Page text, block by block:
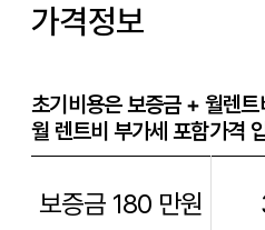
가격정보
초기비용은 보증금 + 월렌
월 렌트비 부가세 포함가격
보증금 180 만원